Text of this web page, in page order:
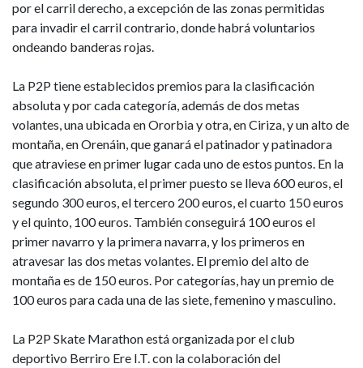
por el carril derecho, a excepción de las zonas permitidas
para invadir el carril contrario, donde habrá voluntarios
ondeando banderas rojas.
La P2P tiene establecidos premios para la clasificación
absoluta y por cada categoría, además de dos metas
volantes, una ubicada en Ororbia y otra, en Ciriza, y un alto de
montaña, en Orenáin, que ganará el patinador y patinadora
que atraviese en primer lugar cada uno de estos puntos. En la
clasificación absoluta, el primer puesto se lleva 600 euros, el
segundo 300 euros, el tercero 200 euros, el cuarto 150 euros
y el quinto, 100 euros. También conseguirá 100 euros el
primer navarro y la primera navarra, y los primeros en
atravesar las dos metas volantes. El premio del alto de
montaña es de 150 euros. Por categorías, hay un premio de
100 euros para cada una de las siete, femenino y masculino.
La P2P Skate Marathon está organizada porel club
deportivo Berriro Ere I.T. con la colaboración del